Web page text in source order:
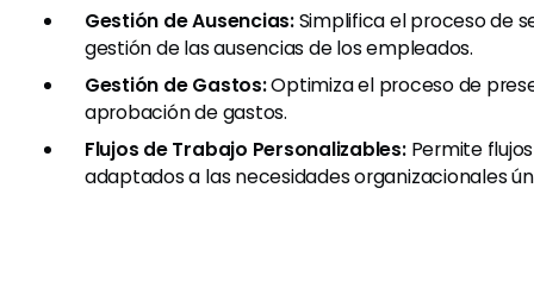
Gestión de Ausencias:Simplifica el proceso de
gestión de las ausencias de los empleados.
Gestión de Gastos:Optimiza el proceso de
aprobación de gastos.
Flujos de Trabajo Personalizables:Permite
adaptados a las necesidades organizacionales